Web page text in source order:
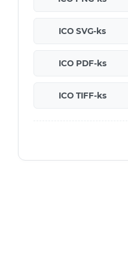
ICO SVG-ks
ICO PDF-ks
ICO TIFF-ks